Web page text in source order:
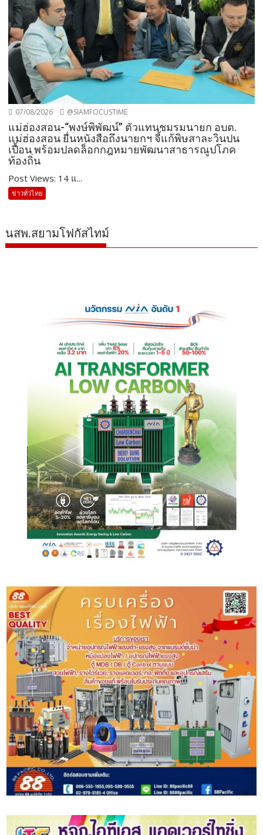
07/08/2026 @SIAMFOCUSTIME
แม่ฮ่องสอน-“พงษ์พิพัฒน์” ตัวแทนชมรมนายก อบต.
แม่ฮ่องสอน ยื่นหนังสือถึงนายกฯ จี้แก้พิษสาละวินปน
เปื้อน พร้อมปลดล็อกกฎหมายพัฒนาสาธารณูปโภค
ท้องถิ่น
Post Views: 14 แ...
ข่าวทั่วไทย
นสพ.สยามโฟกัสไทม์